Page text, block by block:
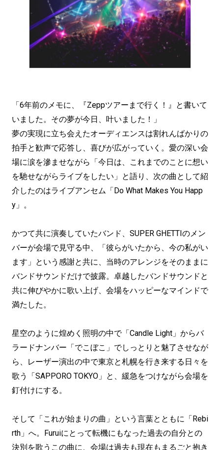
「6年前のメモに、『Zeppツアーまで行く！』と書いて
いました。その夢が今日、叶いました！」
夢の実現に立ち会えたオーディエンスは割れんばかりの
拍手と歓声で応答し、喜びが広がっていく。愛の深い会
場に涙を滲ませながら「今日は、これまでのことに想い
を馳せながらライブをしたい」と語り、次の曲として紹
介したのはライブアンセム「Do What Makes You Happ
y」。
かつて共に演奏していたバンド、SUPER GHETTIのメン
バーが会場で見守る中、「彼らがいたから、今の私がい
ます」という感謝と共に、当時のアレンジをそのままに
バンドサウンドだけで披露。卓越したバンドサウンドと
共に伸びやかに歌い上げ、会場をハッピーなマインドで
満たした。
星空のように煌めく照明の中で「Candle Light」からバ
ラードナンバー「でこぼこ」でしっとりと魅了させなが
ら、レーザー演出の中で東京と札幌を行き来する日々を
歌う「SAPPORO TOKYO」と、緩急をつけながら会場を
釘付けにする。
そして「これが始まりの曲」という言葉とともに「Rebi
rth」へ。Furuiにとって転機にもなった過去の自分との
決別を歌うこの曲に、会場は過去も現在もまるごと抱き